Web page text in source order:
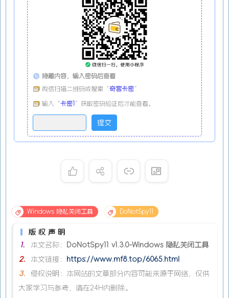
隐藏内容，输入密码后查看
微信扫描二维码或搜索“奇客卡密”
输入“卡密1 ”获取密码验证后才能查看。
Windows 隐私关闭工具 DoNotSpy11
版权声明
1.
本文名称：
DoNotSpy11 v1.3.0-Windows 隐私关闭工具
2.
本文链接：
https://www.mf8.top/6065.html
3.
侵权说明：本网站的文章部分内容可能来源于网络，仅供
大家学习与参考，请在24H内删除。